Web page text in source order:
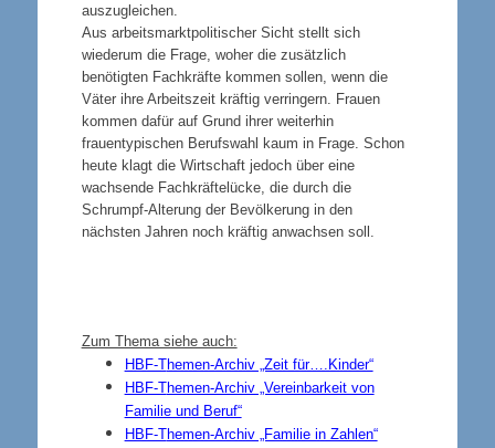
auszugleichen.
Aus arbeitsmarktpolitischer Sicht stellt sich
wiederum die Frage, woher die zusätzlich
benötigten Fachkräfte kommen sollen, wenn die
Väter ihre Arbeitszeit kräftig verringern. Frauen
kommen dafür auf Grund ihrer weiterhin
frauentypischen Berufswahl kaum in Frage. Schon
heute klagt die Wirtschaft jedoch über eine
wachsende Fachkräftelücke, die durch die
Schrumpf-Alterung der Bevölkerung in den
nächsten Jahren noch kräftig anwachsen soll.
Zum Thema siehe auch:
HBF-Themen-Archiv „Zeit für….Kinder“
HBF-Themen-Archiv „Vereinbarkeit von
Familie und Beruf“
HBF-Themen-Archiv „Familie in Zahlen“